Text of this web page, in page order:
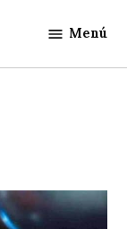
Menú